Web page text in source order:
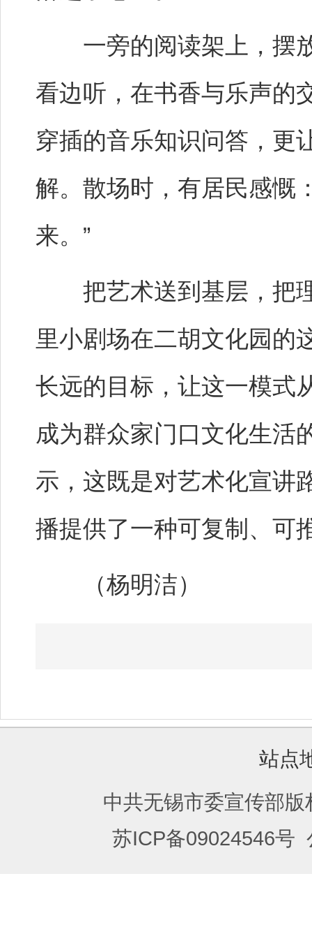
一旁的阅读架上，摆放
看边听，在书香与乐声的
穿插的音乐知识问答，更
解。散场时，有居民感慨
来。”
把艺术送到基层，把理
里小剧场在二胡文化园的
长远的目标，让这一模式
成为群众家门口文化生活
示，这既是对艺术化宣讲
播提供了一种可复制、可
（杨明洁）
站点
中共无锡市委宣传部
苏ICP备09024546号